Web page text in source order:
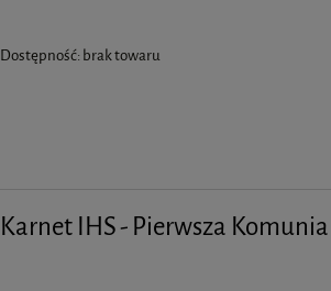
Dostępność: brak towaru
Karnet IHS - Pierwsza